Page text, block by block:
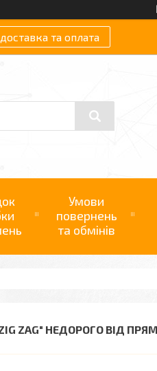
доставка та оплата
Умови
повернень
та обмінів
ZAG" НЕДОРОГО ВІД